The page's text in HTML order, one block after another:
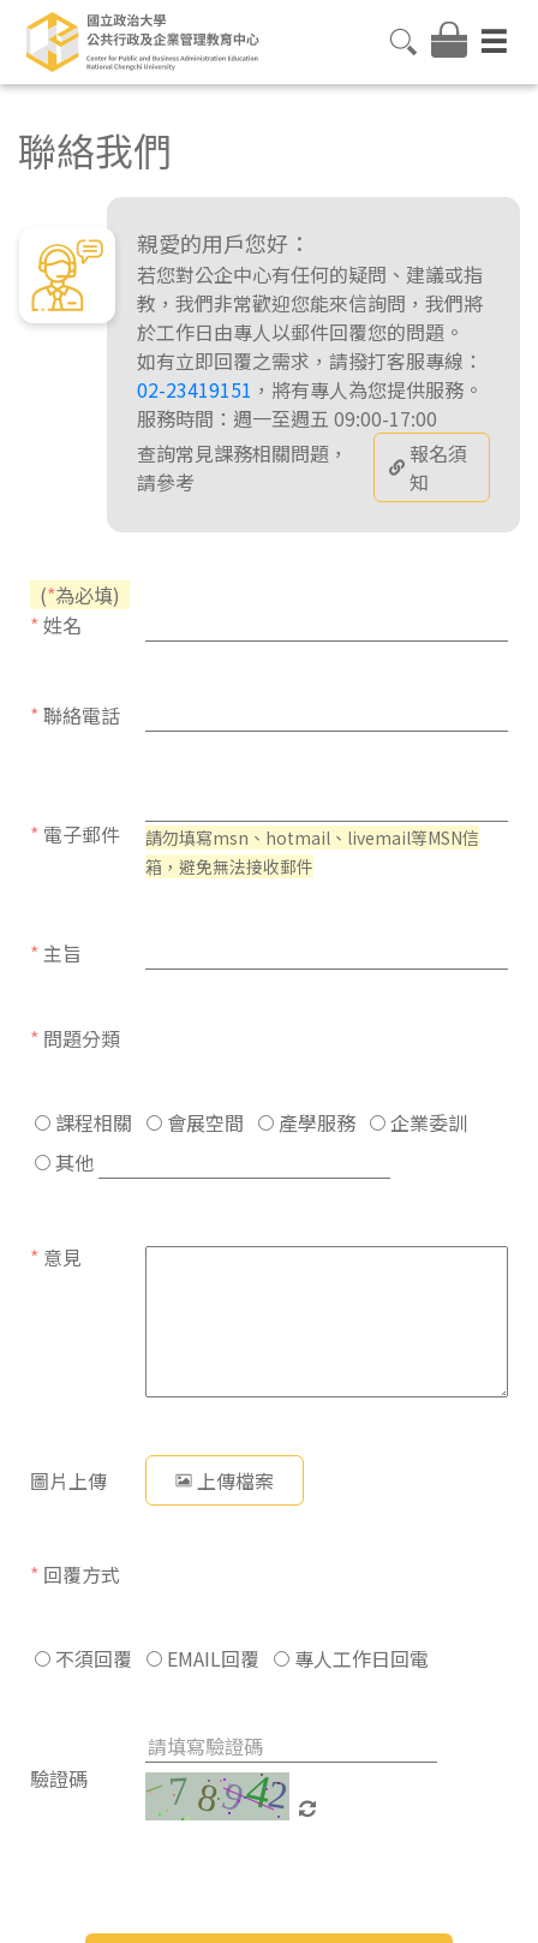
聯絡我們
親愛的用戶您好：
若您對公企中心有任何的疑問、建議或指
教，我們非常歡迎您能來信詢問，我們將
於工作日由專人以郵件回覆您的問題。
如有立即回覆之需求，請撥打客服專線：
02-23419151 ，將有專人為您提供服務。
服務時間：週一至週五 09:00-17:00
查詢常見課務相關問題，
請參考
報名須
知
(*為必填)
* 姓名
* 聯絡電話
* 電子郵件
請勿填寫msn、hotmail、livemail等MSN信
箱，避免無法接收郵件
* 主旨
* 問題分類
課程相關 會展空間 產學服務
企業委訓
其他
* 意見
圖片上傳 上傳檔案
* 回覆方式
不須回覆 EMAIL回覆 專人工作日回電
驗證碼